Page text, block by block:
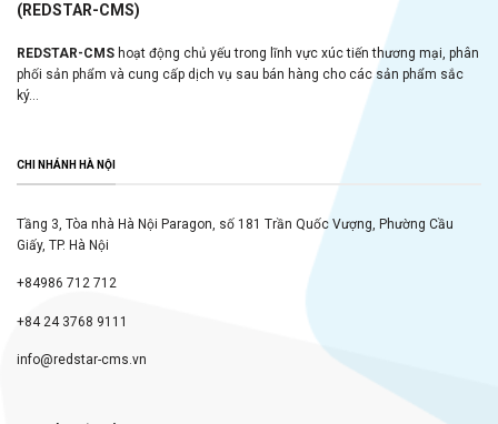
(REDSTAR-CMS)
REDSTAR-CMS hoạt động chủ yếu trong lĩnh vực xúc tiến thương mại, phân
phối sản phẩm và cung cấp dịch vụ sau bán hàng cho các sản phẩm sắc
ký...
CHI NHÁNH HÀ NỘI
Tầng 3, Tòa nhà Hà Nội Paragon, số 181 Trần Quốc Vượng, Phường Cầu
Giấy, TP. Hà Nội
+84986 712 712
+84 24 3768 9111
info@redstar-cms.vn